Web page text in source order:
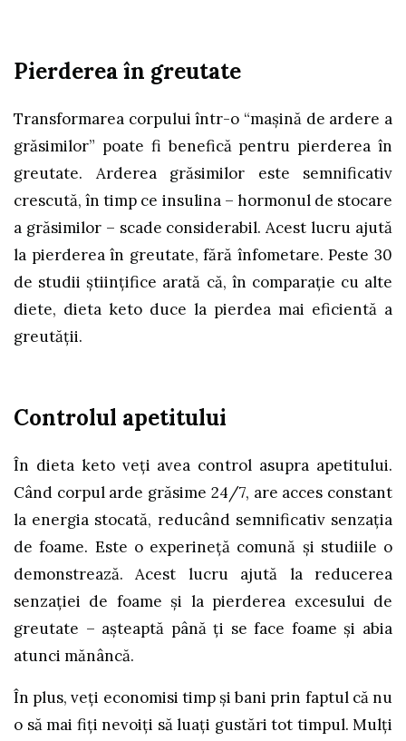
Pierderea în greutate
Transformarea corpului într-o “maşină de ardere a
grăsimilor” poate fi benefică pentru pierderea în
greutate. Arderea grăsimilor este semnificativ
crescută, în timp ce insulina – hormonul de stocare
a grăsimilor – scade considerabil. Acest lucru ajută
la pierderea în greutate, fără înfometare. Peste 30
de studii ştiinţifice arată că, în comparaţie cu alte
diete, dieta keto duce la pierdea mai eficientă a
greutăţii.
Controlul apetitului
În dieta keto veţi avea control asupra apetitului.
Când corpul arde grăsime 24/7, are acces constant
la energia stocată, reducând semnificativ senzaţia
de foame. Este o experineţă comună şi studiile o
demonstrează. Acest lucru ajută la reducerea
senzaţiei de foame şi la pierderea excesului de
greutate – aşteaptă până ţi se face foame şi abia
atunci mănâncă.
În plus, veţi economisi timp şi bani prin faptul că nu
o să mai fiţi nevoiţi să luaţi gustări tot timpul. Mulţi